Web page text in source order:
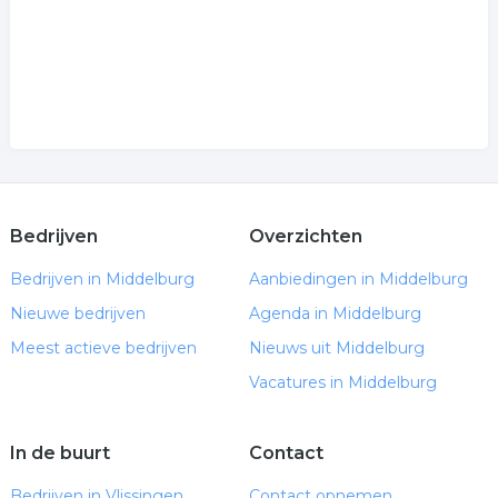
Bedrijven
Bedrijven in Middelburg
Nieuwe bedrijven
Meest actieve bedrijven
Overzichten
Aanbiedingen in Middelburg
Agenda in Middelburg
Nieuws uit Middelburg
Vacatures in Middelburg
In de buurt Contact